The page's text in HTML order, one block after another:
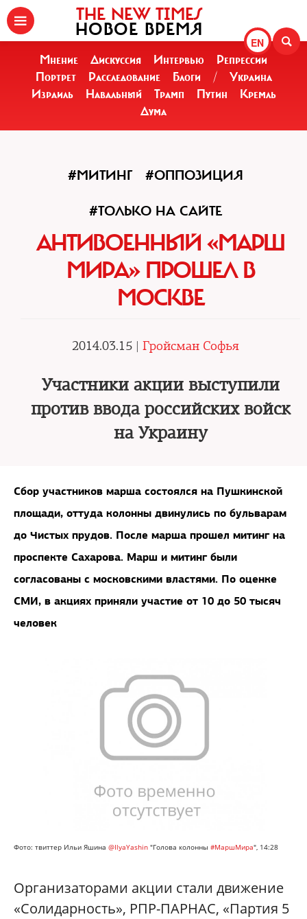
EN
THE NEW TIMES
НОВОЕ ВРЕМЯ
Мнение Дискуссия Интервью
Репрессии
Портрет
Расследование Блоги /
Украина
Израиль
Навальный Трамп Путин
Кремль
Дума
#МИТИНГ #ОППОЗИЦИЯ
#ТОЛЬКО НА САЙТЕ
АНТИВОЕННЫЙ «МАРШ
МИРА» ПРОШЕЛ В
МОСКВЕ
2014.03.15 | Гройсман Софья
Участники акции выступили
против ввода российских войск
на Украину
Сбор участников марша состоялся на Пушкинской
площади, оттуда колонны двинулись по бульварам
до Чистых прудов. После марша прошел митинг на
проспекте Сахарова. Марш и митинг были
согласованы с московскими властями. По оценке
СМИ, в акциях приняли участие от 10 до 50 тысяч
человек
Фото: твиттер Ильи Яшина @IlyaYashin "Голова колонны #МаршМира", 14:28
Организаторами акции стали движение
«Солидарность», РПР-ПАРНАС, «Партия 5